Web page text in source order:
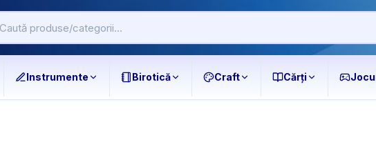
Instrumente Birotică Craft Cărți